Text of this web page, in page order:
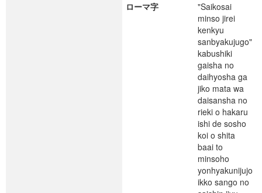
ローマ字
"Saikosai
minso jirei
kenkyu
sanbyakujugo"
kabushiki
gaisha no
daihyosha ga
jiko mata wa
daisansha no
rieki o hakaru
ishi de sosho
koi o shita
baai to
minsoho
yonhyakunijujo
ikko sango no